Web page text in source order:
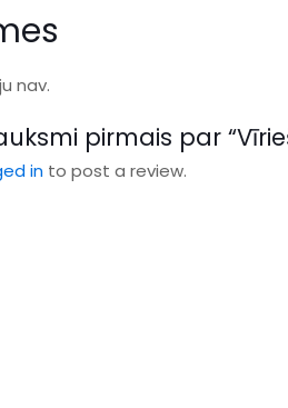
nav.
pirmais par
in to post a review.